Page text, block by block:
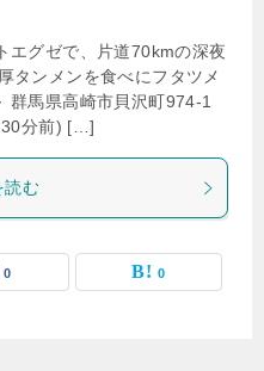
エグゼで、片道70kmの深夜
タンメンを食べにフタツメ
群馬県高崎市貝沢町974-1
30分前) […]
読む
0 0